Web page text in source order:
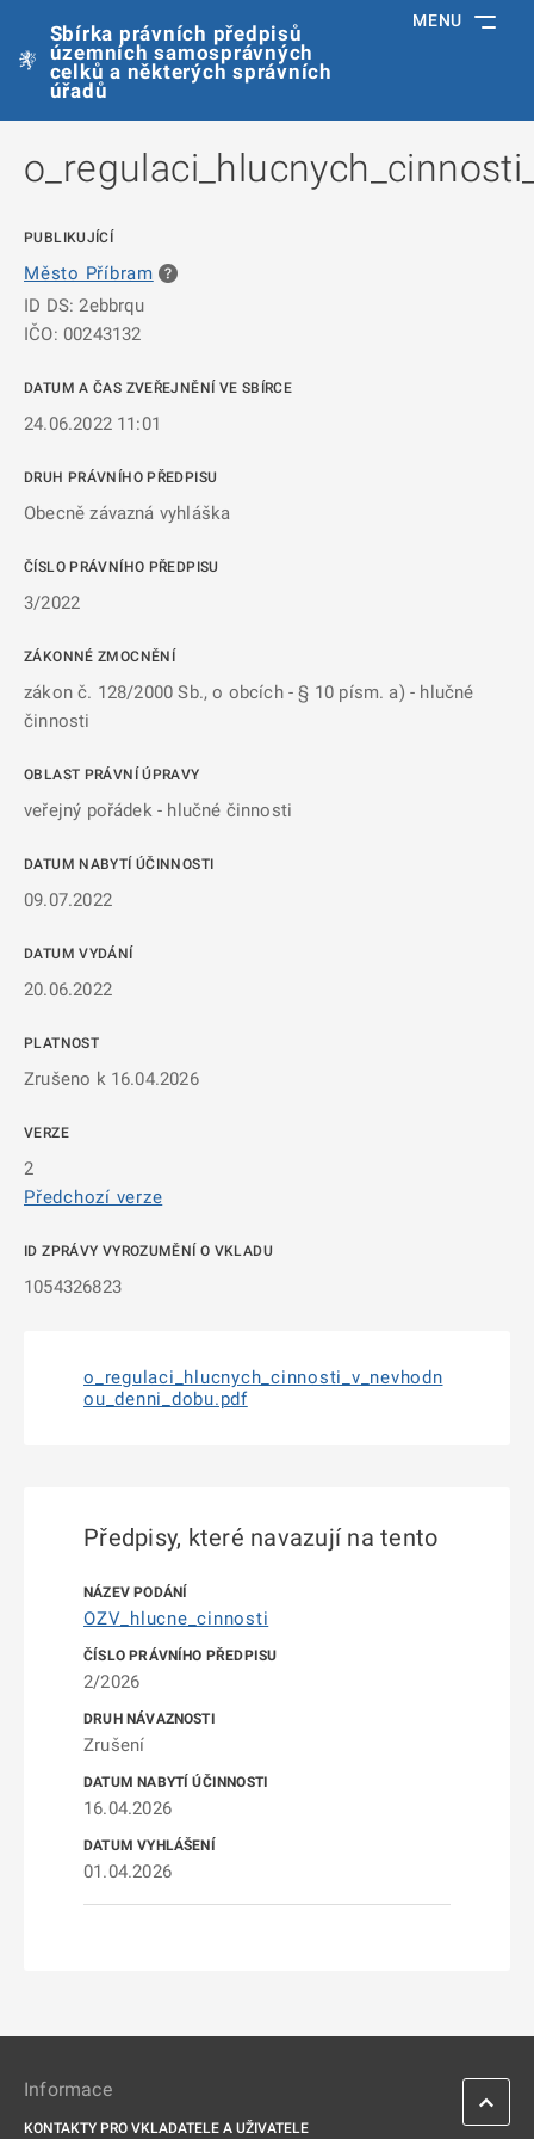
Sbírka právních předpisů
územních samosprávných
celků a některých správních
úřadů
MENU
PUBLIKUJÍCÍ
Město Příbram
ID DS: 2ebbrqu
IČO: 00243132
DATUM A ČAS ZVEŘEJNĚNÍ VE SBÍRCE
24.06.2022 11:01
DRUH PRÁVNÍHO PŘEDPISU
Obecně závazná vyhláška
ČÍSLO PRÁVNÍHO PŘEDPISU
3/2022
ZÁKONNÉ ZMOCNĚNÍ
zákon č. 128/2000 Sb., o obcích - § 10 písm. a) - hlučné
činnosti
OBLAST PRÁVNÍ ÚPRAVY
veřejný pořádek - hlučné činnosti
DATUM NABYTÍ ÚČINNOSTI
09.07.2022
DATUM VYDÁNÍ
20.06.2022
PLATNOST
Zrušeno k 16.04.2026
VERZE
2
Předchozí verze
ID ZPRÁVY VYROZUMĚNÍ O VKLADU
1054326823
o_regulaci_hlucnych_cinnosti_v_nevhodn
ou_denni_dobu.pdf
Předpisy, které navazují na tento
OZV_hlucne_cinnosti
2/2026
Zrušení
16.04.2026
01.04.2026
Informace
KONTAKTY PRO VKLADATELE A UŽIVATELE